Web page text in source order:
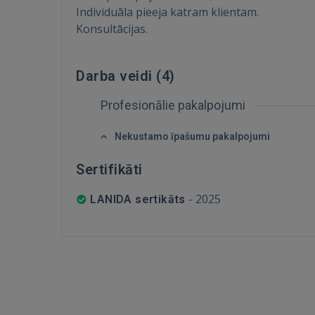
Individuāla pieeja katram klientam.
Konsultācijas.
Darba veidi (4)
Profesionālie pakalpojumi
Nekustamo īpašumu pakalpojumi
Sertifikāti
LANIDA sertikāts - 2025